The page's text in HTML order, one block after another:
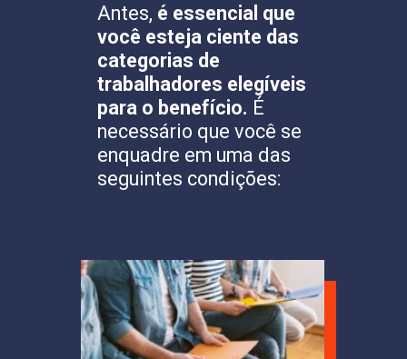
Antes, é essencial que
você esteja ciente das
categorias de
trabalhadores elegíveis
para o benefício. É
necessário que você se
enquadre em uma das
seguintes condições: